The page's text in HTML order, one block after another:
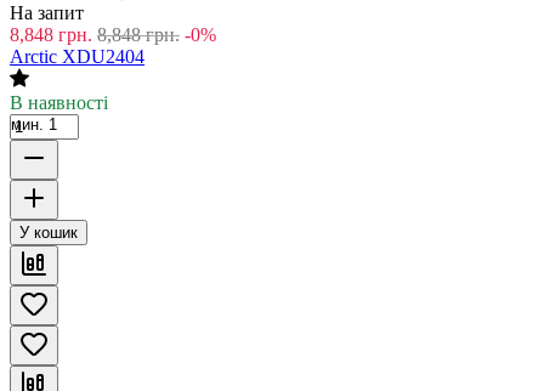
На запит
8,848 грн. 8,848 грн. -0%
Arctic XDU2404
В наявності
мин. 1
У кошик